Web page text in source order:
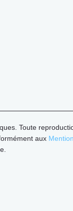
Toute
aux